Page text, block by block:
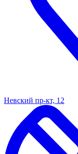
Невский пр-кт, 12